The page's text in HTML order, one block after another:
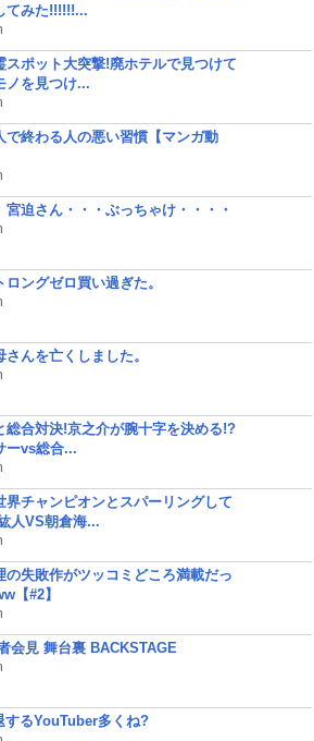
てみた!!!!!!...
スポット大突撃!廃ホテルで見つけて
ノを見つけ...
で終わる人の悪い習慣【マンガ動
宮迫さん・・・ぶっちゃけ・・・・
ロングゼロ買い過ぎた。
さんを亡くしました。
総合対決!京之介が腕十字を決める!?
ーvs総合...
界チャンピオンとスパーリングして
人VS朝倉海...
の失敗作がツッコミどころ満載だっ
【#2】
会見 舞台裏 BACKSTAGE
するYouTuber多くね?